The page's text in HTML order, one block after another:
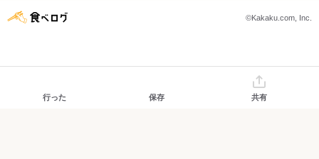
©Kakaku.com, Inc.
行った 保存 共有